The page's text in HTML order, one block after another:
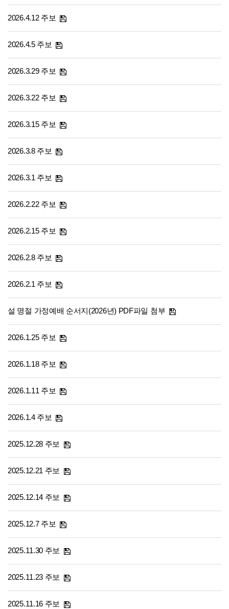
2026.4.12 주보
2026.4.5 주보
2026.3.29 주보
2026.3.22 주보
2026.3.15 주보
2026.3.8 주보
2026.3.1 주보
2026.2.22 주보
2026.2.15 주보
2026.2.8 주보
2026.2.1 주보
설 명절 가정예배 순서지(2026년) PDF파일 첨부
2026.1.25 주보
2026.1.18 주보
2026.1.11 주보
2026.1.4 주보
2025.12.28 주보
2025.12.21 주보
2025.12.14 주보
2025.12.7 주보
2025.11.30 주보
2025.11.23 주보
2025.11.16 주보